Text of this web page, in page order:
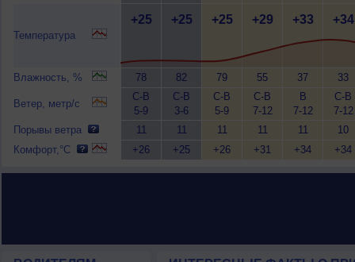
Температура
Влажность, %
Ветер, метр/с
Порывы ветра
Комфорт,°C
+25
78
С-В
5-9
11
+26
+25
82
С-В
3-6
11
+25
+25
79
С-В
5-9
11
+26
+29
55
С-В
7-12
11
+31
+33
37
В
7-12
11
+34
+34
33
С-В
7-12
10
+34